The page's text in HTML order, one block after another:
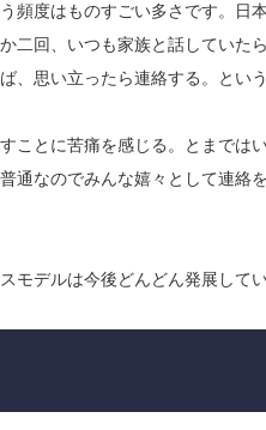
頻度はものすごい多さです。日
二回、いつも家族と話していた
、思い立ったら連絡する。という
ことに苦痛を感じる。とまでは
通なのでみんな嬉々として連絡
モデルは今後どんどん発展して